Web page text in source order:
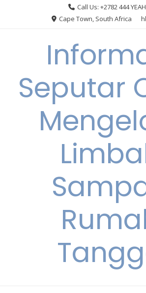
Call Us: +2782 444 YEAH
Cape Town, South Africa
Seputar